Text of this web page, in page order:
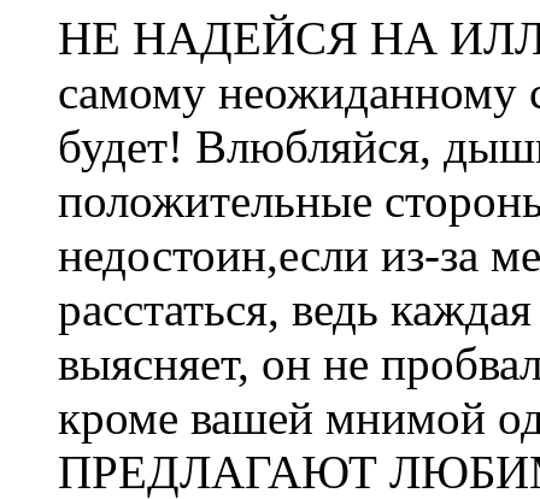
НЕ НАДЕЙСЯ НА
самому неожиданному
будет! Влюбляйся,
положительные
недостоин,если из-за
расстаться, ведь
выясняет, он не
кроме вашей мнимой
ПРЕДЛАГАЮТ